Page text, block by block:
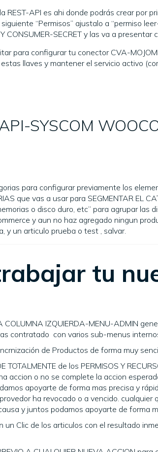
API es ahi donde podrás crear por
“Permisos” ajustalo a “permiso
CONSUMER-SECRET y las va a presentar
para configurar tu conector CVA-
llaves y mantener el servicio activo
SYSCOM
para configurar previamente los
que vas a usar para SEGMENTAR EL
o disco duro, etc” para agrupar
y aun no haz agregado ningun
y un articulo prueba o test , salvar.
tu
IZQUIERDA-MENU-ADMIN
contratado con varios sub-menus
de Productos de forma muy
de los PERMISOS Y
o no se complete la accion
apoyarte de forma mas precisa y
ha revocado o a vencido.
y juntos podamos apoyarte de forma
Clic de los articulos con el resultado